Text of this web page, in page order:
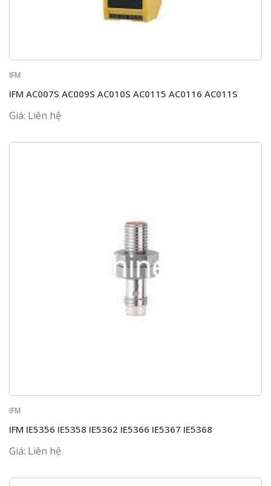
IFM
IFM AC007S AC009S AC010S AC0115 AC0116 AC011S
Giá: Liên hệ
IFM
IFM IE5356 IE5358 IE5362 IE5366 IE5367 IE5368
Giá: Liên hệ